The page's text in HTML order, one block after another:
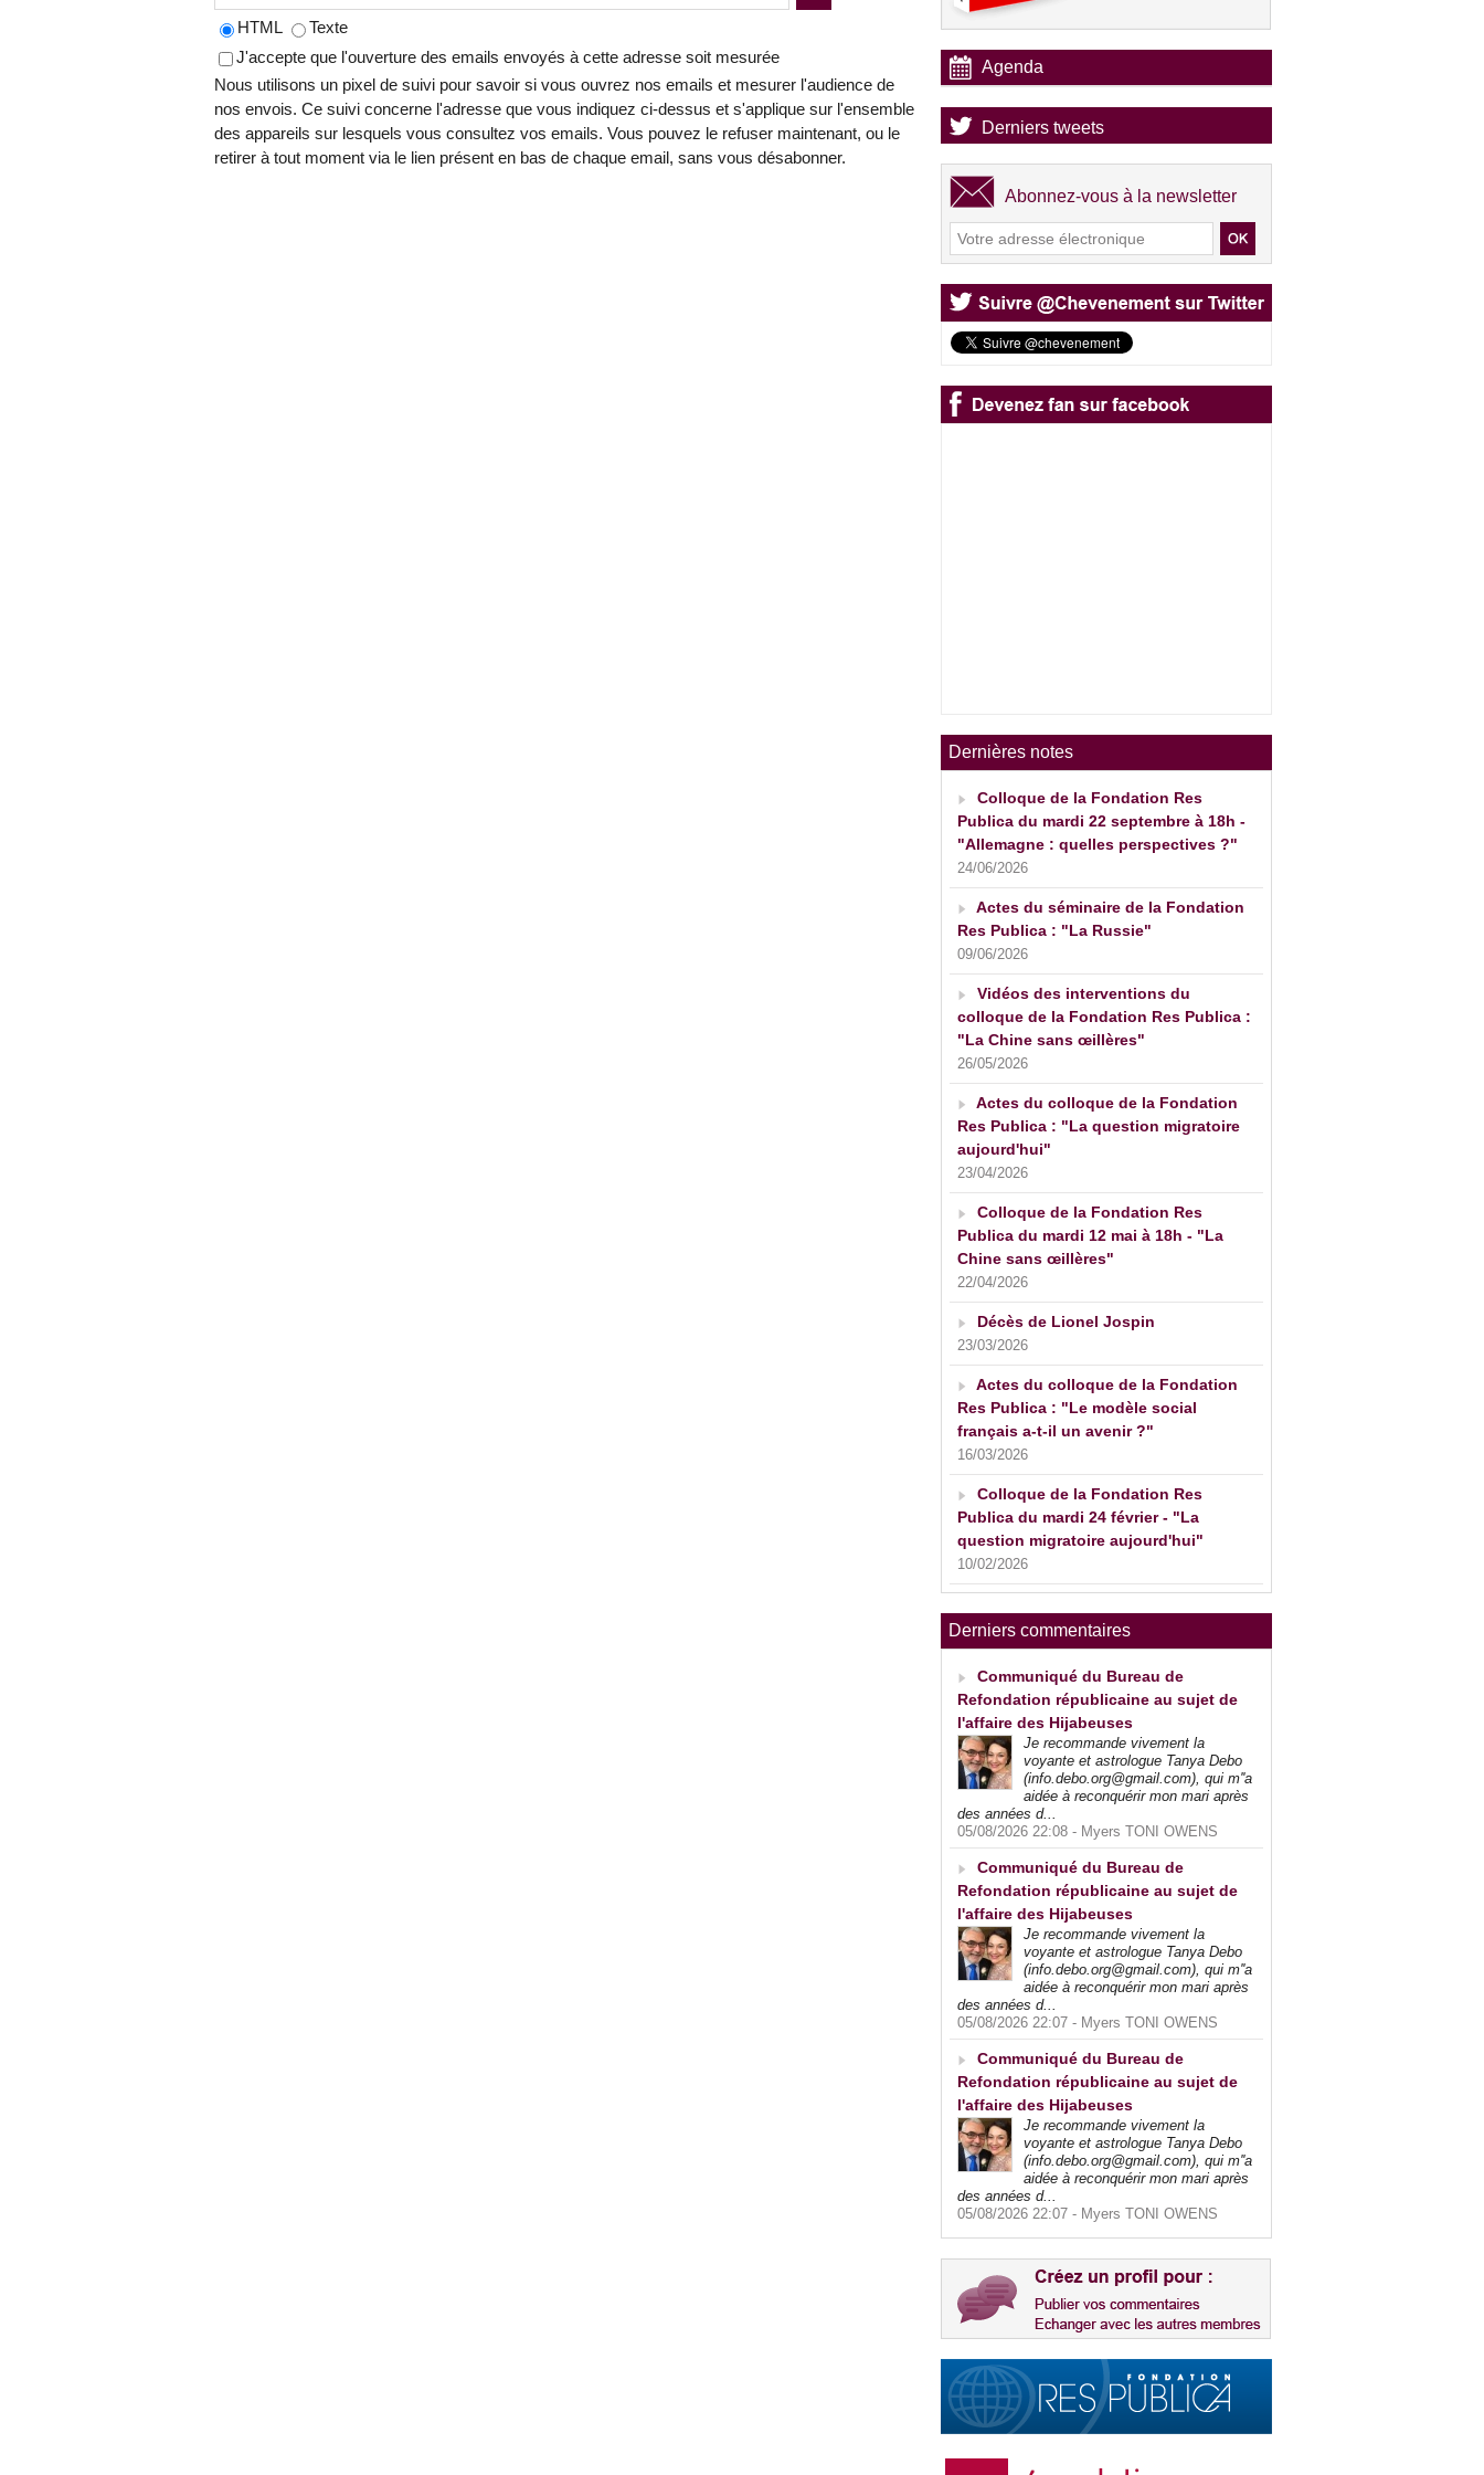
HTML
Texte
J'accepte que l'ouverture des emails envoyés à cette adresse soit mesurée
Nous utilisons un pixel de suivi pour savoir si vous ouvrez nos emails et mesurer l'audience de
nos envois. Ce suivi concerne l'adresse que vous indiquez ci-dessus et s'applique sur l'ensemble
des appareils sur lesquels vous consultez vos emails. Vous pouvez le refuser maintenant, ou le
retirer à tout moment via le lien présent en bas de chaque email, sans vous désabonner.
Agenda
Derniers tweets
Abonnez-vous à la newsletter
Dernières notes
Colloque de la Fondation Res
Publica du mardi 22 septembre à 18h -
"Allemagne : quelles perspectives ?"
24/06/2026
Actes du séminaire de la Fondation
Res Publica : "La Russie"
09/06/2026
Vidéos des interventions du
colloque de la Fondation Res Publica :
"La Chine sans œillères"
26/05/2026
Actes du colloque de la Fondation
Res Publica : "La question migratoire
aujourd'hui"
23/04/2026
Colloque de la Fondation Res
Publica du mardi 12 mai à 18h - "La
Chine sans œillères"
22/04/2026
Décès de Lionel Jospin
23/03/2026
Actes du colloque de la Fondation
Res Publica : "Le modèle social
français a-t-il un avenir ?"
16/03/2026
Colloque de la Fondation Res
Publica du mardi 24 février - "La
question migratoire aujourd'hui"
10/02/2026
Derniers commentaires
Communiqué du Bureau de
Refondation républicaine au sujet de
l'affaire des Hijabeuses
Je recommande vivement la
voyante et astrologue Tanya Debo
(info.debo.org@gmail.com), qui m''a
aidée à reconquérir mon mari après
des années d...
05/08/2026 22:08 - Myers TONI OWENS
Communiqué du Bureau de
Refondation républicaine au sujet de
l'affaire des Hijabeuses
Je recommande vivement la
voyante et astrologue Tanya Debo
(info.debo.org@gmail.com), qui m''a
aidée à reconquérir mon mari après
des années d...
05/08/2026 22:07 - Myers TONI OWENS
Communiqué du Bureau de
Refondation républicaine au sujet de
l'affaire des Hijabeuses
Je recommande vivement la
voyante et astrologue Tanya Debo
(info.debo.org@gmail.com), qui m''a
aidée à reconquérir mon mari après
des années d...
05/08/2026 22:07 - Myers TONI OWENS